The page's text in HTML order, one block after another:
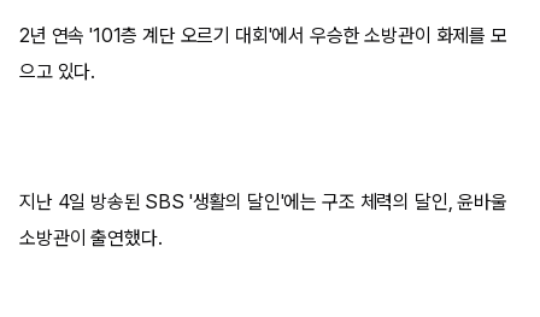
2년 연속 '101층 계단 오르기 대회'에서 우승한 소방관이 화제를 모
으고 있다.
지난 4일 방송된 SBS '생활의 달인'에는 구조 체력의 달인, 윤바울
소방관이 출연했다.